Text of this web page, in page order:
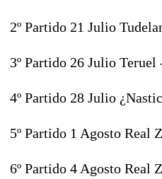
2º Partido 21 Julio
3º Partido 26 Julio Teruel
4º Partido 28 Julio
5º Partido 1 Agosto Real
6º Partido 4 Agosto Real